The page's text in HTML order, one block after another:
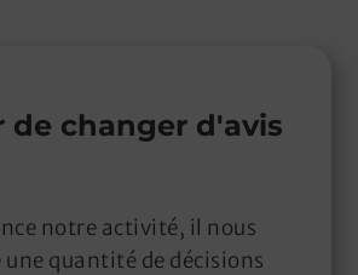
de changer d'avis
notre activité, il nous
quantité de décisions